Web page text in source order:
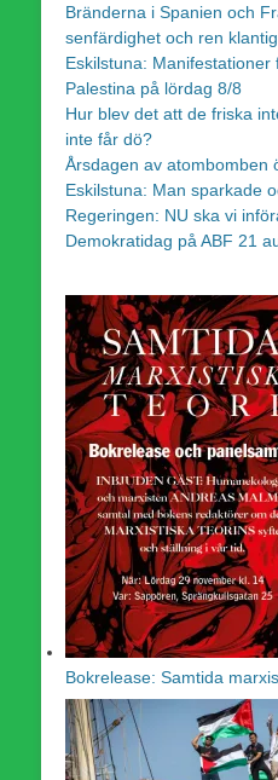
Bränderna i Spanien och
senfärdighet och ren
Eskilstuna: Manifestationer
Palestina på lördag 8/8
Hur blev det att de friska
inte får dö?
Årsdagen av atombomben
Eskilstuna: Man sparkade
Regeringen: NU ska vi
Demokratidag på ABF 21
Bokrelease: Samtida